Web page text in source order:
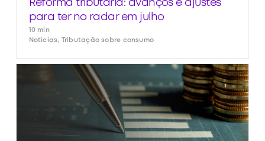
Reforma tributária: avanços e ajustes
para ter no radar em julho
10 min
Notícias, Tributação sobre consumo